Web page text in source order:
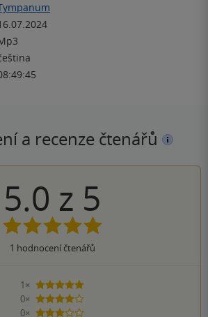
a recenze čtenářů
5.0 z 5
1 hodnocení čtenářů
1×
5 hvězdiček
0×
4 hvězdičky
0×
3 hvězdičky